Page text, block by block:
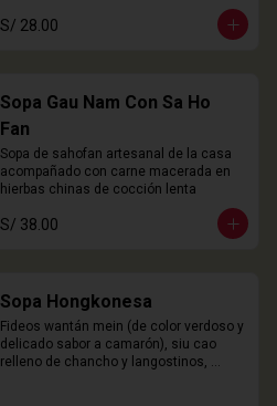
S/ 28.00
Sopa Gau Nam Con Sa Ho
Fan
Sopa de sahofan artesanal de la casa
acompañado con carne macerada en
hierbas chinas de cocción lenta
S/ 38.00
Sopa Hongkonesa
Fideos wantán mein (de color verdoso y
delicado sabor a camarón), siu cao
relleno de chancho y langostinos,